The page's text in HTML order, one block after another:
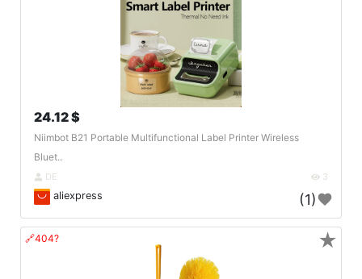
24.12 $
Niimbot B21 Portable Multifunctional Label Printer Wireless
Bluet..
DE 3
aliexpress (1)
🔗404? ★